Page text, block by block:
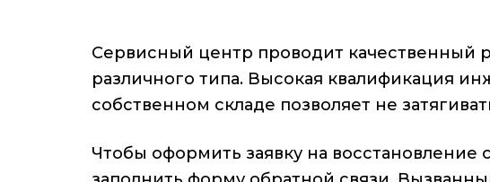
Сервисный центр проводит качественный
различного типа. Высокая квалификация
собственном складе позволяет не
Чтобы оформить заявку на